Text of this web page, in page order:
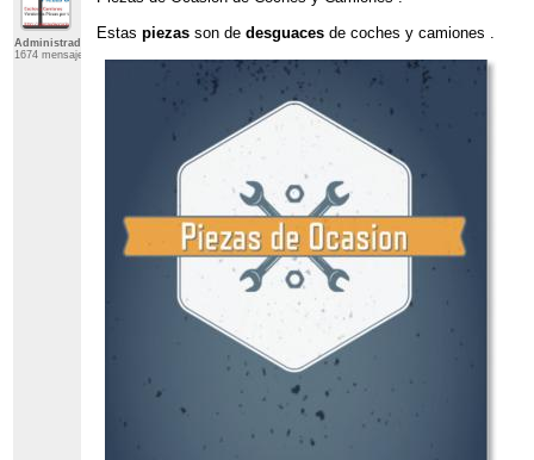
Administrador
1674 mensajes
Estaspiezas son dedesguacesde coches y camiones .